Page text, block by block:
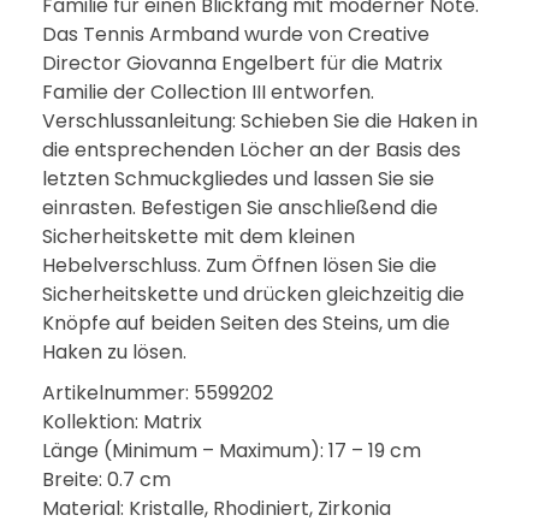
Das Tennis Armband wurde von Creative
Director Giovanna Engelbert für die Matrix
Familie der Collection III entworfen.
Verschlussanleitung: Schieben Sie die Haken in
die entsprechenden Löcher an der Basis des
letzten Schmuckgliedes und lassen Sie sie
einrasten. Befestigen Sie anschließend die
Sicherheitskette mit dem kleinen
Hebelverschluss. Zum Öffnen lösen Sie die
Sicherheitskette und drücken gleichzeitig die
Knöpfe auf beiden Seiten des Steins, um die
Haken zu lösen.
Artikelnummer: 5599202
Kollektion: Matrix
Länge (Minimum – Maximum): 17 – 19 cm
Breite: 0.7 cm
Material: Kristalle, Rhodiniert, Zirkonia